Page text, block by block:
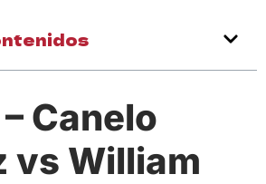
Canelo
vs William